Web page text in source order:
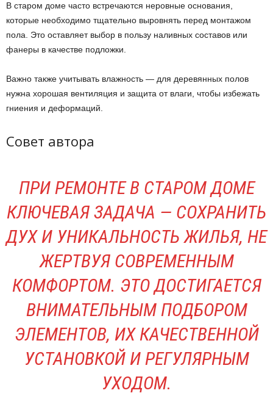
В старом доме часто встречаются неровные основания,
которые необходимо тщательно выровнять перед монтажом
пола. Это оставляет выбор в пользу наливных составов или
фанеры в качестве подложки.
Важно также учитывать влажность — для деревянных полов
нужна хорошая вентиляция и защита от влаги, чтобы избежать
гниения и деформаций.
Совет автора
ПРИ РЕМОНТЕ В СТАРОМ ДОМЕ
КЛЮЧЕВАЯ ЗАДАЧА — СОХРАНИТЬ
ДУХ И УНИКАЛЬНОСТЬ ЖИЛЬЯ, НЕ
ЖЕРТВУЯ СОВРЕМЕННЫМ
КОМФОРТОМ. ЭТО ДОСТИГАЕТСЯ
ВНИМАТЕЛЬНЫМ ПОДБОРОМ
ЭЛЕМЕНТОВ, ИХ КАЧЕСТВЕННОЙ
УСТАНОВКОЙ И РЕГУЛЯРНЫМ
УХОДОМ.